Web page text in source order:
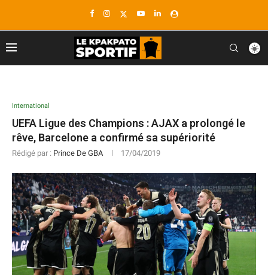
International
UEFA Ligue des Champions : AJAX a prolongé le
rêve, Barcelone a confirmé sa supériorité
Rédigé par : Prince De GBA 17/04/2019